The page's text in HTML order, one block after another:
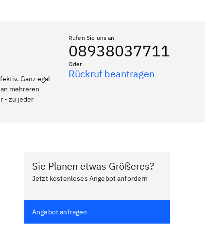
Ganz egal
mehreren
- zu jeder
Rufen Sie uns an
08938037711
Oder
Rückruf beantragen
Sie Planen etwas Größeres?
Jetzt kostenloses Angebot anfordern
Angebot anfragen